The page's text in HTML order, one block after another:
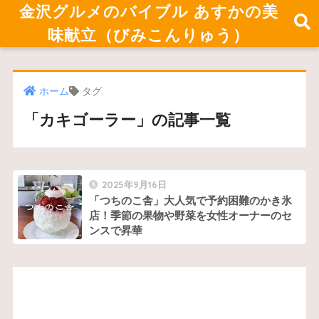
金沢グルメのバイブル あすかの美
味献立（びみこんりゅう）
ホーム タグ
「カキゴーラー」の記事一覧
2025年9月16日
「つちのこ舎」大人気で予約困難のかき氷
店！季節の果物や野菜を女性オーナーのセ
ンスで昇華